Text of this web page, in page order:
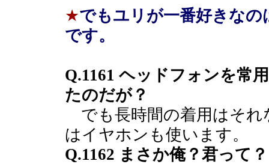
★でもユリが一番好きな
です。
Q.1161 ヘッドフォンを常
たのだが？
でも長時間の着用はそれ
はイヤホンも使います。
Q.1162 まさか俺？君って？